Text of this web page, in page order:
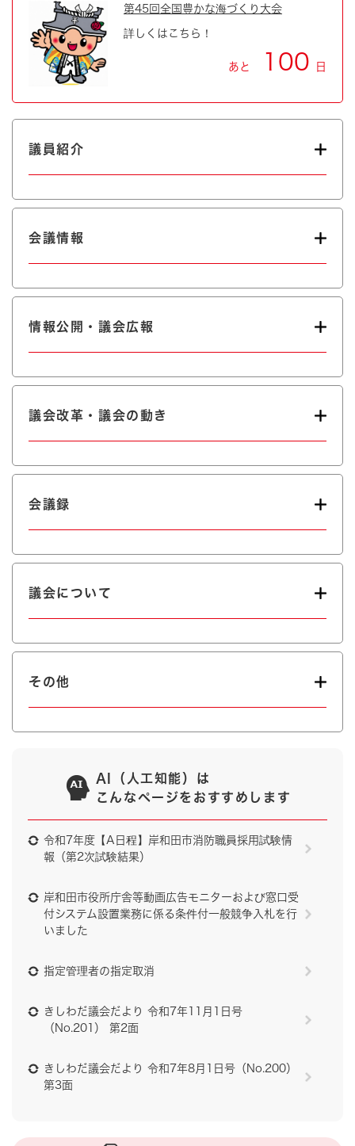
第45回全国豊かな海づくり大会
詳しくはこちら！
あと 100 日
議員紹介
会議情報
情報公開・議会広報
議会改革・議会の動き
会議録
議会について
その他
AI（人工知能）は
こんなページをおすすめします
令和7年度【A日程】岸和田市消防職員採用試験情
報（第2次試験結果）
岸和田市役所庁舎等動画広告モニターおよび窓口受
付システム設置業務に係る条件付一般競争入札を行
いました
指定管理者の指定取消
きしわだ議会だより 令和7年11月1日号
（No.201） 第2面
きしわだ議会だより 令和7年8月1日号（No.200）
第3面